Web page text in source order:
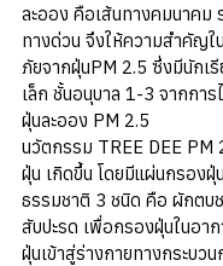
ละออง คือเส้นทางคมนาคม
ทางด่วน จึงให้ความสำคัญใ
ภัยจากฝุ่นPM 2.5 ซึ่งมีนักเ
เล็ก ชั้นอนุบาล 1-3 จากการ
ฝุ่นละออง PM 2.5
นวัตกรรม TREE DEE PM
ฝุ่น เกิดขึ้น โดยมีแผ่นกรองฝุ่
ธรรมชาติ 3 ชนิด คือ ผักตบช
สับปะรด เพื่อกรองฝุ่นในอา
ฝุ่นเข้าสู่ร่างกายทางกระบวน